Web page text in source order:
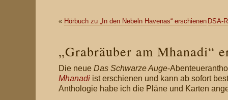
« Hörbuch zu „In den Nebeln Havenas“ erschienen DSA-
„Grabräuber am Mhanadi“
Die neue Das Schwarze Auge-
Mhanadi ist erschienen und kann ab sofort
Anthologie habe ich die Pläne und Karten